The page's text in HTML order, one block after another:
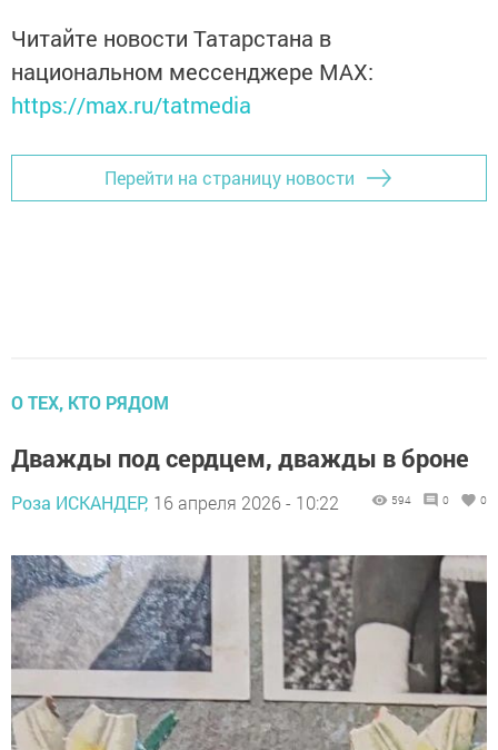
Читайте новости Татарстана в
национальном мессенджере MАХ:
https://max.ru/tatmedia
Перейти на страницу новости
О ТЕХ, КТО РЯДОМ
Дважды под сердцем, дважды в броне
Роза ИСКАНДЕР, 16 апреля 2026 - 10:22 594 0 0